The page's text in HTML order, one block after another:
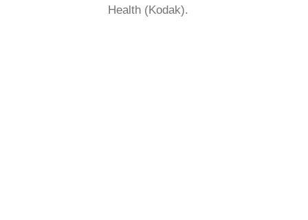
Health (Kodak).